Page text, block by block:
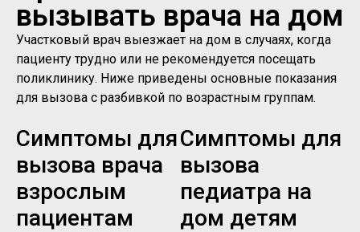
вызывать врача на дом
Участковый врач выезжает на дом в случаях, когда
пациенту трудно или не рекомендуется посещать
поликлинику. Ниже приведены основные показания
для вызова с разбивкой по возрастным группам.
Симптомы для
вызова врача
взрослым
пациентам
Симптомы для
вызова
педиатра на
дом детям